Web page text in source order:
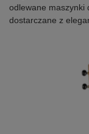
odlewane maszynki
dostarczane z